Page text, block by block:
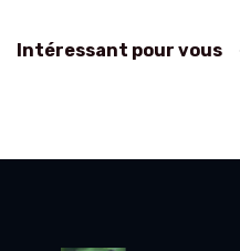
Intéressant pour vous